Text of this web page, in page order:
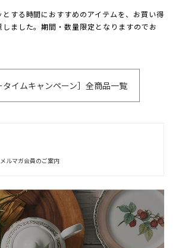
する時間におすすめのアイテムを、お買い得
ました。期間・数量限定となりますのでお
タイムキャンペーン］全商品一覧
ルマガ会員のご案内